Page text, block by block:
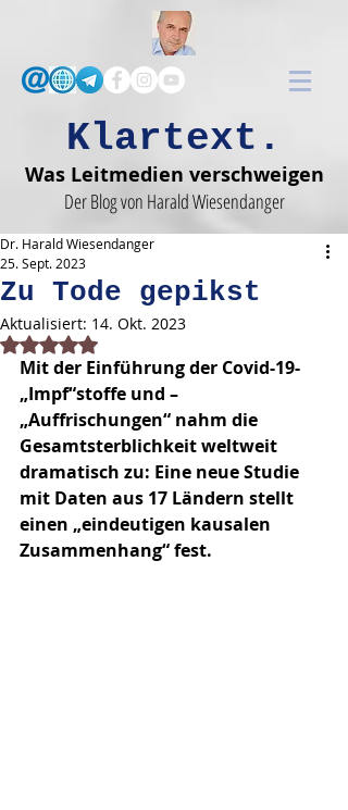
Klartext.
Was Leitmedien verschweigen
Der Blog von Harald Wiesendanger
Zu Tode gepikst
Dr. Harald Wiesendanger
25. Sept. 2023
Aktualisiert: 14. Okt. 2023
Mit NaN von 5 Sternen bewertet.
Mit der Einführung der Covid-19-
„Impf“stoffe und –
„Auffrischungen“ nahm die
Gesamtsterblichkeit weltweit
dramatisch zu: Eine neue Studie
mit Daten aus 17 Ländern stellt
einen „eindeutigen kausalen
Zusammenhang“ fest.